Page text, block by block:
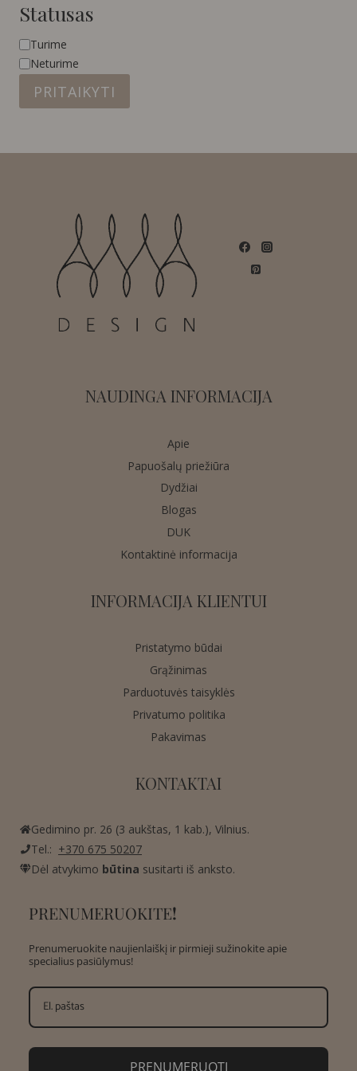
Statusas
Statusas
Turime
Neturime
PRITAIKYTI
NAUDINGA INFORMACIJA
Apie
Papuošalų priežiūra
Dydžiai
Blogas
DUK
Kontaktinė informacija
INFORMACIJA KLIENTUI
Pristatymo būdai
Grąžinimas
Parduotuvės taisyklės
Privatumo politika
Pakavimas
KONTAKTAI
Gedimino pr. 26 (3 aukštas, 1 kab.), Vilnius.
Tel.: +370 675 50207
Dėl atvykimo būtina susitarti iš anksto.
PRENUMERUOKITE!
Prenumeruokite naujienlaiškį ir pirmieji sužinokite apie
specialius pasiūlymus!
PRENUMERUOTI